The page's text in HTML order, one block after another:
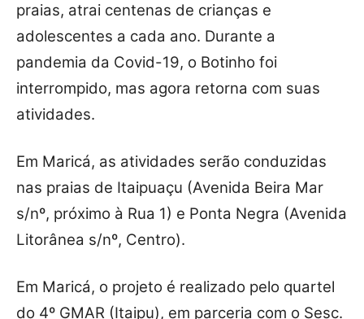
praias, atrai centenas de crianças e
adolescentes a cada ano. Durante a
pandemia da Covid-19, o Botinho foi
interrompido, mas agora retorna com suas
atividades.
Em Maricá, as atividades serão conduzidas
nas praias de Itaipuaçu (Avenida Beira Mar
s/nº, próximo à Rua 1) e Ponta Negra (Avenida
Litorânea s/nº, Centro).
Em Maricá, o projeto é realizado pelo quartel
do 4º GMAR (Itaipu), em parceria com o Sesc.